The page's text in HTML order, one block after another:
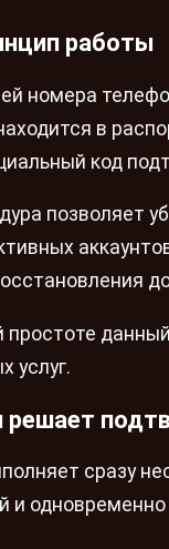
работы
номера
в
код
позволяет
простоте
услуг.
решает
сразу
и